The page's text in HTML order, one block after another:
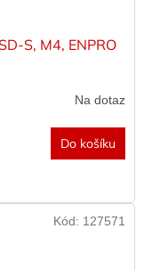
S, M4, ENPRO
Na dotaz
Do košíku
Kód: 127571